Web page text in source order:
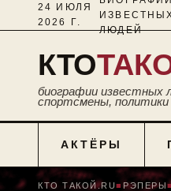
24 ИЮЛЯ
2026 Г.
ЛЮДЕЙ
КТО
биографии
спортсмены, политики
АКТЁРЫ
КТО ТАКОЙ.RU■ РЭПЕРЫ